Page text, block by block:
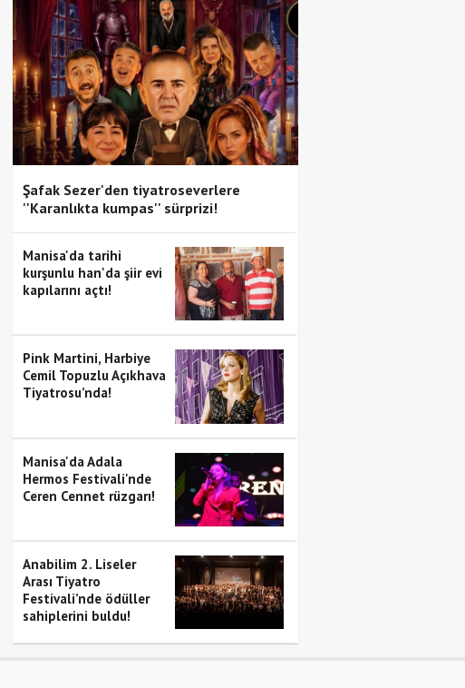
Şafak Sezer'den tiyatroseverlere
''Karanlıkta kumpas'' sürprizi!
Manisa'da tarihi
kurşunlu han'da şiir evi
kapılarını açtı!
Pink Martini, Harbiye
Cemil Topuzlu Açıkhava
Tiyatrosu’nda!
Manisa'da Adala
Hermos Festivali'nde
Ceren Cennet rüzgarı!
Anabilim 2. Liseler
Arası Tiyatro
Festivali’nde ödüller
sahiplerini buldu!